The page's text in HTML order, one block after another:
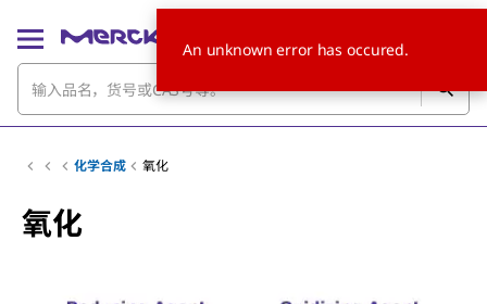
化学合成 氧化
氧化
An unknown error has occured.